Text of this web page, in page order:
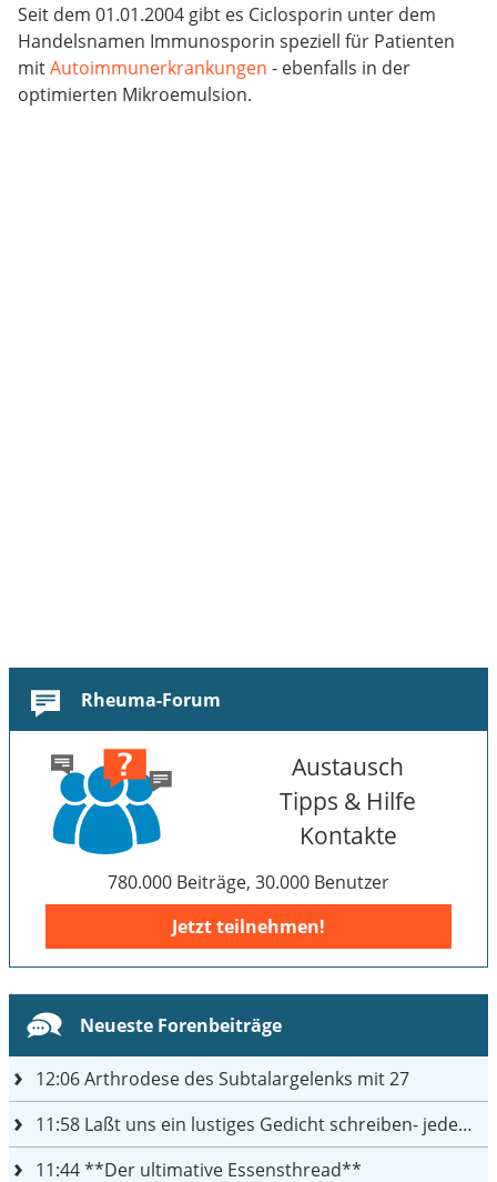
Seit dem 01.01.2004 gibt es Ciclosporin unter dem
Handelsnamen Immunosporin speziell für Patienten
mitAutoimmunerkrankungen - ebenfalls in der
optimierten Mikroemulsion.
Rheuma-Forum
Austausch
Tipps & Hilfe
Kontakte
780.000 Beiträge, 30.000 Benutzer
Jetzt teilnehmen!
Neueste Forenbeiträge
12:06Arthrodese des Subtalargelenks mit 27
11:58 Laßt uns ein lustiges Gedicht schreiben- jeder einen Satz
11:44**Der ultimative Essensthread**